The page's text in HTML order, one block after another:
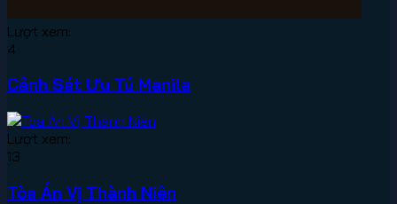
Lượt xem:
4
Cảnh Sát Ưu Tú Manila
Lượt xem:
13
Tòa Án Vị Thành Niên